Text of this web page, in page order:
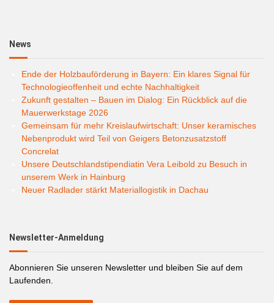
News
Ende der Holzbauförderung in Bayern: Ein klares Signal für
Technologieoffenheit und echte Nachhaltigkeit
Zukunft gestalten – Bauen im Dialog: Ein Rückblick auf die
Mauerwerkstage 2026
Gemeinsam für mehr Kreislaufwirtschaft: Unser keramisches
Nebenprodukt wird Teil von Geigers Betonzusatzstoff
Concrelat
Unsere Deutschlandstipendiatin Vera Leibold zu Besuch in
unserem Werk in Hainburg
Neuer Radlader stärkt Materiallogistik in Dachau
Newsletter-Anmeldung
Abonnieren Sie unseren Newsletter und bleiben Sie auf dem
Laufenden.